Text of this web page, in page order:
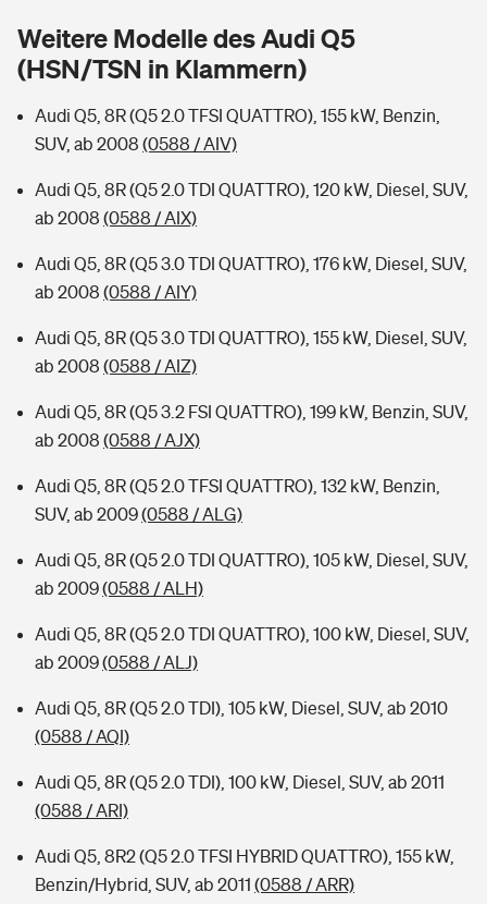
Hochwasser-Check: Wie gefährdet ist Ihr Haus?
Sie haben Fragen?
Private Cyberversicherung
Zur Übersicht
Kinderunfall-Check: Mehr Sicherheit für deine Kids
Typklassen: So ist Ihr Auto eingestuft
Sie haben Fragen?
Rentenrechner: Wie viel Geld bekomme ich im Alter?
Weitere Modelle des Audi Q5
(HSN/TSN in Klammern)
Audi Q5, 8R (Q5 2.0 TFSI QUATTRO), 155 kW, Benzin,
SUV, ab 2008 (0588 / AIV)
Audi Q5, 8R (Q5 2.0 TDI QUATTRO), 120 kW, Diesel, SUV,
ab 2008 (0588 / AIX)
Audi Q5, 8R (Q5 3.0 TDI QUATTRO), 176 kW, Diesel, SUV,
ab 2008 (0588 / AIY)
Audi Q5, 8R (Q5 3.0 TDI QUATTRO), 155 kW, Diesel, SUV,
ab 2008 (0588 / AIZ)
Audi Q5, 8R (Q5 3.2 FSI QUATTRO), 199 kW, Benzin, SUV,
ab 2008 (0588 / AJX)
Audi Q5, 8R (Q5 2.0 TFSI QUATTRO), 132 kW, Benzin,
SUV, ab 2009(0588 / ALG)
Audi Q5, 8R (Q5 2.0 TDI QUATTRO), 105 kW, Diesel, SUV,
ab 2009(0588 / ALH)
Audi Q5, 8R (Q5 2.0 TDI QUATTRO), 100 kW, Diesel, SUV,
ab 2009(0588 / ALJ)
Audi Q5, 8R (Q5 2.0 TDI), 105 kW, Diesel, SUV, ab 2010
(0588 / AQI)
Audi Q5, 8R (Q5 2.0 TDI), 100 kW, Diesel, SUV, ab 2011
(0588 / ARI)
Audi Q5, 8R2 (Q5 2.0 TFSI HYBRID QUATTRO), 155 kW,
Benzin/Hybrid, SUV, ab 2011 (0588 / ARR)